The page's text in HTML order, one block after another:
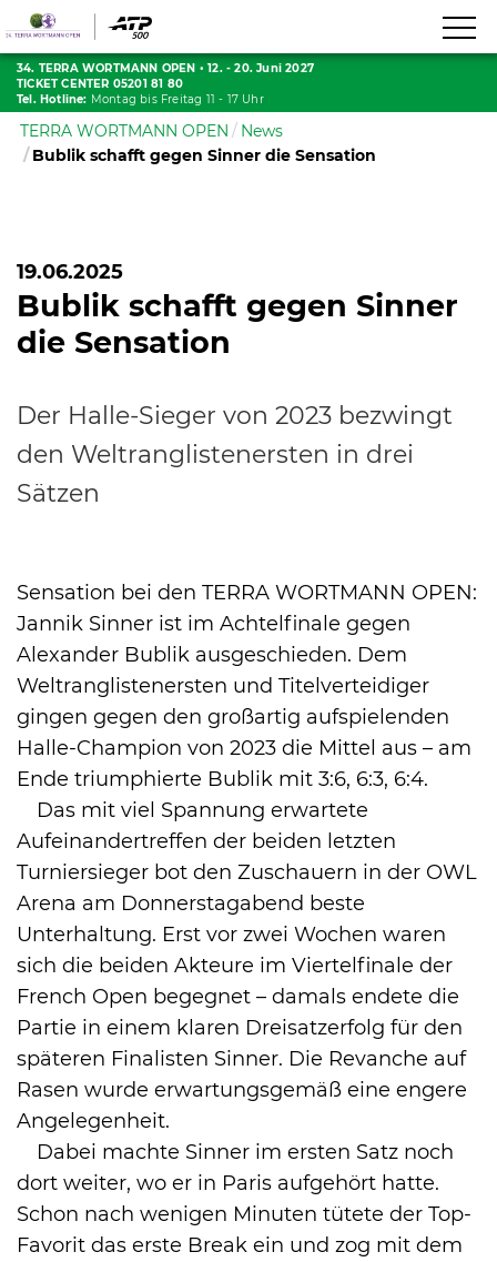
International
34. TERRA WORTMANN OPEN • 12. - 20. Juni 2027
TICKET CENTER 05201 81 80
Tel. Hotline: Montag bis Freitag 11 - 17 Uhr
TERRA WORTMANN OPEN
News
Bublik schafft gegen Sinner die Sensation
19.06.2025
Bublik schafft gegen Sinner
die Sensation
Der Halle-Sieger von 2023 bezwingt
den Weltranglistenersten in drei
Sätzen
Sensation bei den TERRA WORTMANN OPEN:
Jannik Sinner ist im Achtelfinale gegen
Alexander Bublik ausgeschieden. Dem
Weltranglistenersten und Titelverteidiger
gingen gegen den großartig aufspielenden
Halle-Champion von 2023 die Mittel aus – am
Ende triumphierte Bublik mit 3:6, 6:3, 6:4.
Das mit viel Spannung erwartete
Aufeinandertreffen der beiden letzten
Turniersieger bot den Zuschauern in der OWL
Arena am Donnerstagabend beste
Unterhaltung. Erst vor zwei Wochen waren
sich die beiden Akteure im Viertelfinale der
French Open begegnet – damals endete die
Partie in einem klaren Dreisatzerfolg für den
späteren Finalisten Sinner. Die Revanche auf
Rasen wurde erwartungsgemäß eine engere
Angelegenheit.
Dabei machte Sinner im ersten Satz noch
dort weiter, wo er in Paris aufgehört hatte.
Schon nach wenigen Minuten tütete der Top-
Favorit das erste Break ein und zog mit dem